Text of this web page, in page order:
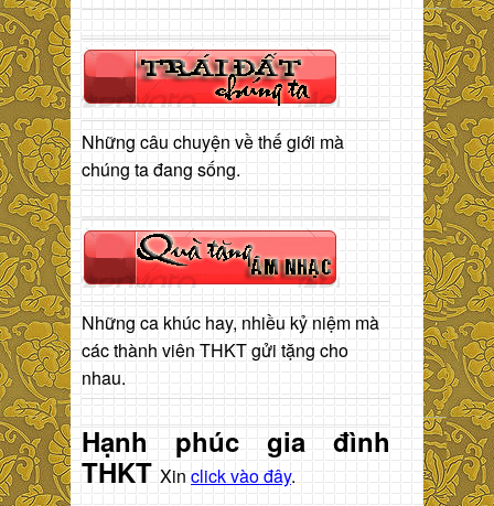
Những câu chuyện về thế giới mà
chúng ta đang sống.
Những ca khúc hay, nhiều kỷ niệm mà
các thành viên THKT gửi tặng cho
nhau.
Hạnh phúc gia đình
THKT Xin click vào đây.